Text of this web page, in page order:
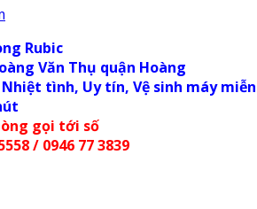
Rubic
Văn Thụ quận Hoàng
tình, Uy tín, Vệ sinh máy miễn
gọi tới số
/ 0946 77 3839